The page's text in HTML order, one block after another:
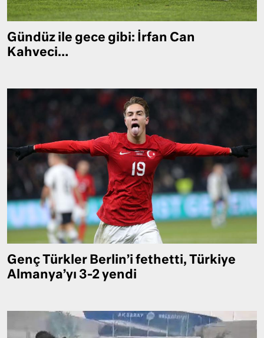
Gündüz ile gece gibi: İrfan Can
Kahveci…
Genç Türkler Berlin’i fethetti, Türkiye
Almanya’yı 3-2 yendi